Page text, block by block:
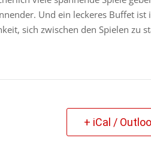
Und ein leckeres Buffet
sich zwischen den Spielen zu
+ iCal /